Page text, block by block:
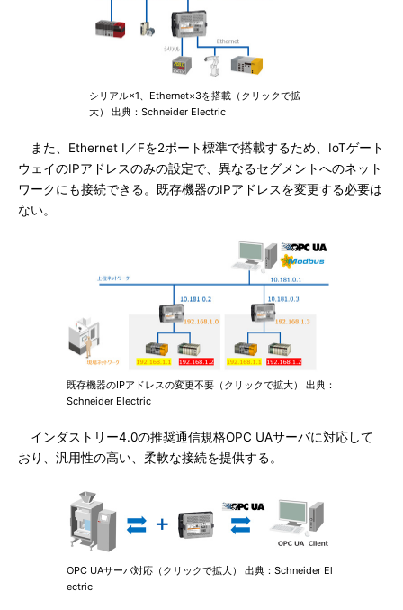
シリアル×1、Ethernet×3を搭載（クリックで拡
大） 出典：Schneider Electric
また、Ethernet I／Fを2ポート標準で搭載するため、IoTゲート
ウェイのIPアドレスのみの設定で、異なるセグメントへのネット
ワークにも接続できる。既存機器のIPアドレスを変更する必要は
ない。
既存機器のIPアドレスの変更不要（クリックで拡大） 出典：
Schneider Electric
インダストリー4.0の推奨通信規格OPC UAサーバに対応して
おり、汎用性の高い、柔軟な接続を提供する。
OPC UAサーバ対応（クリックで拡大） 出典：Schneider El
ectric